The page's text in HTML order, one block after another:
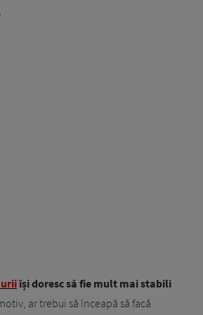
își doresc să fie mult mai stabili
ar trebui să înceapă să facă